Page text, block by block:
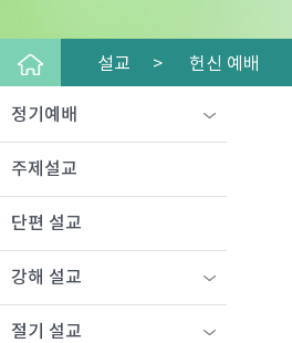
설교 > 헌신 예배
정기예배
주제설교
단편 설교
강해 설교
절기 설교